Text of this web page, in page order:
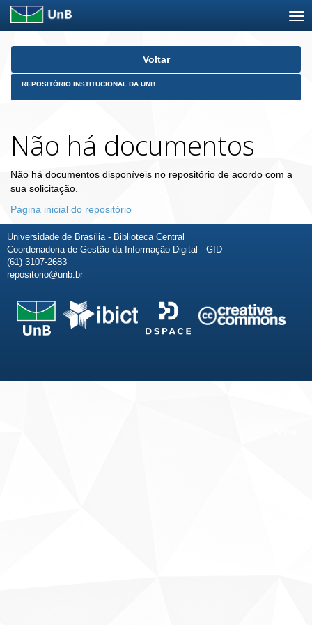
Skip
Voltar
REPOSITÓRIO INSTITUCIONAL DA UNB
Não há documentos
Não há documentos disponíveis no repositório de acordo com a
sua solicitação.
Página inicial do repositório
Universidade de Brasília - Biblioteca Central
Coordenadoria de Gestão da Informação Digital - GID
(61) 3107-2683
repositorio@unb.br